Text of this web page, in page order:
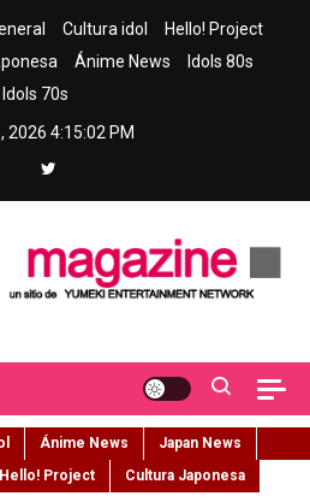
Cultura idol
Hello! Project
Ánime News
Idols 80s
Idols 70s
2026 4:15:03 PM
Ánime News
Japan News
Hello! Project
Cultura Japonesa